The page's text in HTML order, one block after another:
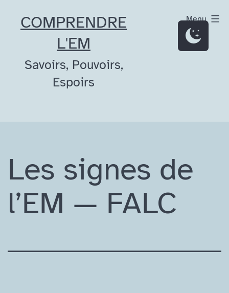
COMPRENDRE
L'EM
Savoirs, Pouvoirs,
Espoirs
Menu
Les signes de
l’EM — FALC